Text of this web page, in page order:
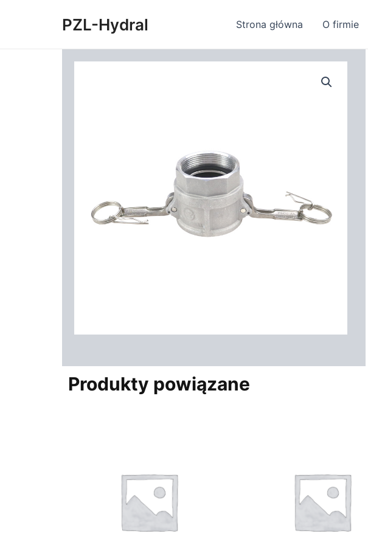
PZL-Hydral Strona główna O firmie
Produkty powiązane